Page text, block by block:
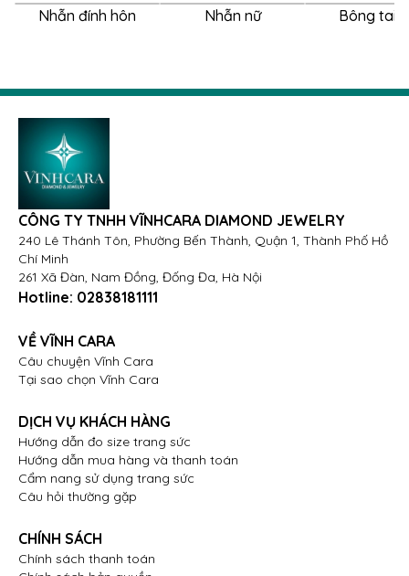
Nhẫn đính hôn Nhẫn nữ Bông tai
CÔNG TY TNHH VĨNHCARA DIAMOND JEWELRY
240 Lê Thánh Tôn, Phường Bến Thành, Quận 1, Thành Phố Hồ
Chí Minh
261 Xã Đàn, Nam Đồng, Đống Đa, Hà Nội
Hotline: 02838181111
VỀ VĨNH CARA
Câu chuyện Vĩnh Cara
Tại sao chọn Vĩnh Cara
DỊCH VỤ KHÁCH HÀNG
Hướng dẫn đo size trang sức
Hướng dẫn mua hàng và thanh toán
Cẩm nang sử dụng trang sức
Câu hỏi thường gặp
CHÍNH SÁCH
Chính sách thanh toán